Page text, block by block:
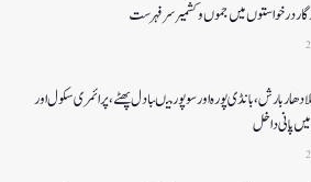
درخواستوں میں جموں و کشمیر سرفہرست
بارش،بانڈی پورہ اور سوپور میںبادل پھٹے، پرائمری سکول اور
پانی داخل